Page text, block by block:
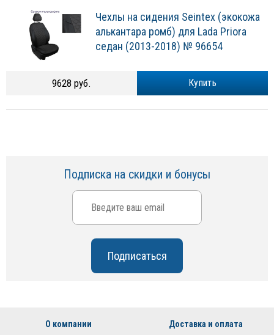
Чехлы на сидения Seintex (экокожа
алькантара ромб) для Lada Priora
седан (2013-2018) № 96654
Купить
9628 руб.
Подписка на скидки и бонусы
О компании Доставка и оплата